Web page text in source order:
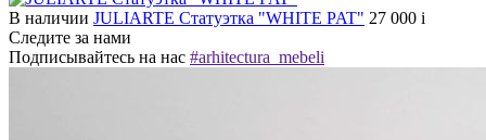
В наличии JULIARTE Статуэтка "WHITE PAT" 27 000 i
Следите за нами
Подписывайтесь на нас #arhitectura_mebeli